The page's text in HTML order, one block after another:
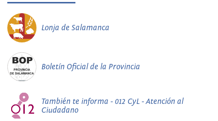
Lonja de Salamanca
Boletín Oficial de la Provincia
También te informa - 012 CyL - Atención al
Ciudadano